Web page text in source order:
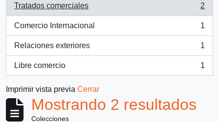
Tratados comerciales
, 2 resultados
2
Comercio Internacional
, 1 resultados
1
Relaciones exteriores
, 1 resultados
1
Libre comercio
, 1 resultados
1
Imprimir vista previa Cerrar
Mostrando 2 resultados
Colecciones